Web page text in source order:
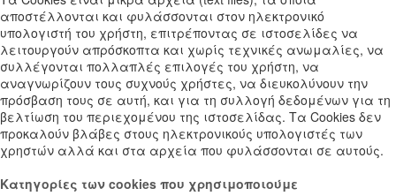
αποστέλλονται και φυλάσσονται στον ηλεκτρονικό
υπολογιστή του χρήστη, επιτρέποντας σε ιστοσελίδες να
λειτουργούν απρόσκοπτα και χωρίς τεχνικές ανωμαλίες, να
συλλέγονται πολλαπλές επιλογές του χρήστη, να
αναγνωρίζουν τους συχνούς χρήστες, να διευκολύνουν την
πρόσβαση τους σε αυτή, και για τη συλλογή δεδομένων για τη
βελτίωση του περιεχομένου της ιστοσελίδας. Τα Cookies δεν
προκαλούν βλάβες στους ηλεκτρονικούς υπολογιστές των
χρηστών αλλά και στα αρχεία που φυλάσσονται σε αυτούς.
Κατηγορίες των cookies που χρησιμοποιούμε